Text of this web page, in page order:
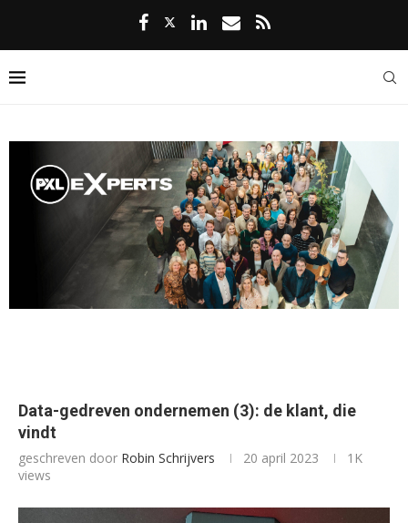
Data-gedreven ondernemen (3): de klant, die
vindt
geschreven door Robin Schrijvers 20 april 2023
1K
views